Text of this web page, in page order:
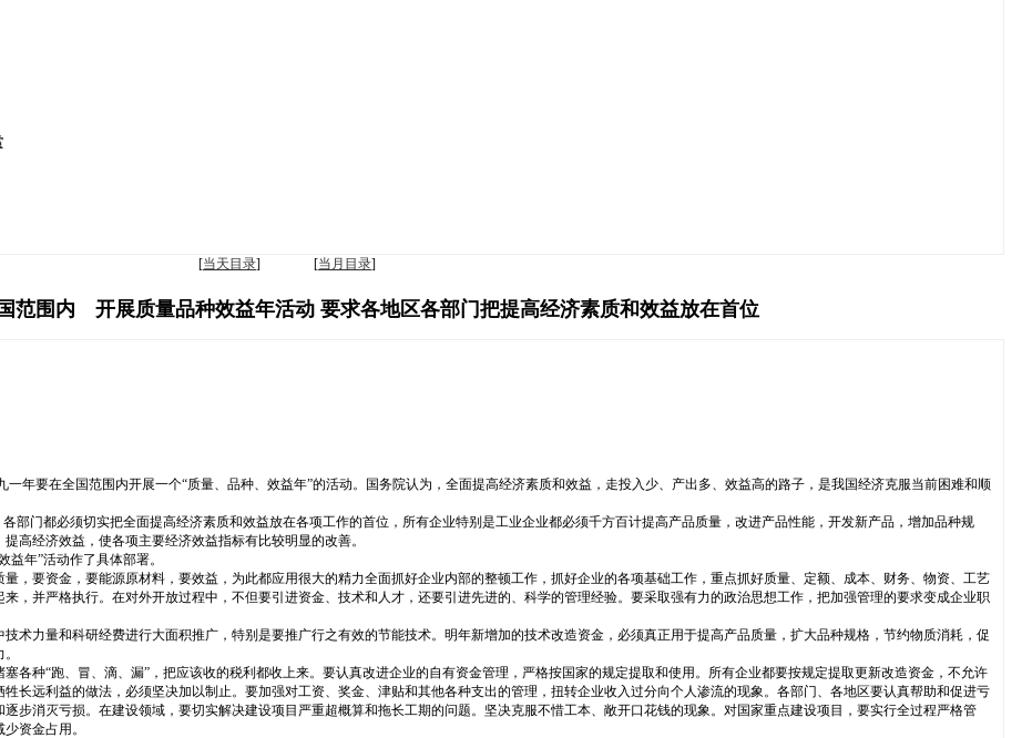
[当天目录] [当月目录]
范围内 开展质量品种效益年活动 要求各地区各部门把提高经济素质和效益放在首位
年要在全国范围内开展一个“质量、品种、效益年”的活动。国务院认为，全面提高经济素质和效益，走投入少、产出多、效益高的路子，是我国经济克服当前困难和顺
部门都必须切实把全面提高经济素质和效益放在各项工作的首位，所有企业特别是工业企业都必须千方百计提高产品质量，改进产品性能，开发新产品，增加品种规
高经济效益，使各项主要经济效益指标有比较明显的改善。
年”活动作了具体部署。
，要资金，要能源原材料，要效益，为此都应用很大的精力全面抓好企业内部的整顿工作，抓好企业的各项基础工作，重点抓好质量、定额、成本、财务、物资、工艺
，并严格执行。在对外开放过程中，不但要引进资金、技术和人才，还要引进先进的、科学的管理经验。要采取强有力的政治思想工作，把加强管理的要求变成企业职
术力量和科研经费进行大面积推广，特别是要推广行之有效的节能技术。明年新增加的技术改造资金，必须真正用于提高产品质量，扩大品种规格，节约物质消耗，促
各种“跑、冒、滴、漏”，把应该收的税利都收上来。要认真改进企业的自有资金管理，严格按国家的规定提取和使用。所有企业都要按规定提取更新改造资金，不允许
长远利益的做法，必须坚决加以制止。要加强对工资、奖金、津贴和其他各种支出的管理，扭转企业收入过分向个人渗流的现象。各部门、各地区要认真帮助和促进亏
步消灭亏损。在建设领域，要切实解决建设项目严重超概算和拖长工期的问题。坚决克服不惜工本、敞开口花钱的现象。对国家重点建设项目，要实行全过程严格管
资金占用。